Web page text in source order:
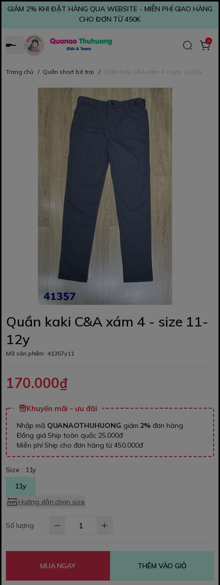
GIẢM 2% KHI ĐẶT HÀNG QUA WEBSITE - MIỄN PHÍ GIAO HÀNG
CHO ĐƠN TỪ 450K
0
Trang chủ / Quần short bé trai / Quần kaki C&A xám 4 - size 11-12y
Quần kaki C&A xám 4 - size 11-
12y
Mã sản phẩm: 41357y11
170.000₫
Khuyến mãi - ưu đãi
Nhập mã QUANAOTHUHUONG giảm 2% đơn hàng
Đồng giá Ship toàn quốc 25.000đ
Miễn phí Ship cho đơn hàng từ 450.000đ
Size : 11y
11y
Hướng dẫn chọn size
Số lượng
MUA NGAY THÊM VÀO GIỎ